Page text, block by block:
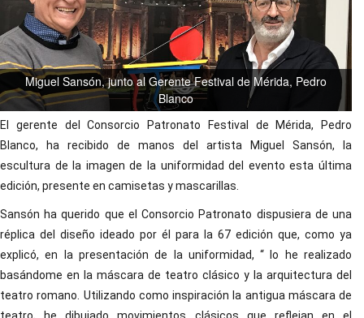
Miguel Sansón, junto al Gerente Festival de Mérida, Pedro
Blanco
El gerente del Consorcio Patronato Festival de Mérida, Pedro
Blanco, ha recibido de manos del artista Miguel Sansón, la
escultura de la imagen de la uniformidad del evento esta última
edición, presente en camisetas y mascarillas.
Sansón ha querido que el Consorcio Patronato dispusiera de una
réplica del diseño ideado por él para la 67 edición que, como ya
explicó, en la presentación de la uniformidad, “ lo he realizado
basándome en la máscara de teatro clásico y la arquitectura del
teatro romano. Utilizando como inspiración la antigua máscara de